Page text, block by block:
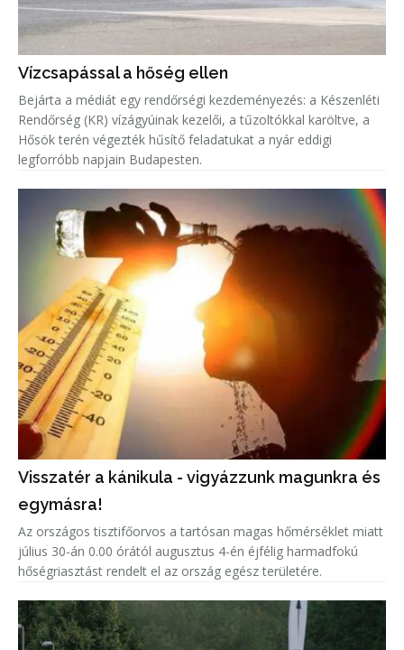
Vízcsapással a hőség ellen
Bejárta a médiát egy rendőrségi kezdeményezés: a Készenléti
Rendőrség (KR) vízágyúinak kezelői, a tűzoltókkal karöltve, a
Hősök terén végezték hűsítő feladatukat a nyár eddigi
legforróbb napjain Budapesten.
Visszatér a kánikula - vigyázzunk magunkra és
egymásra!
Az országos tisztifőorvos a tartósan magas hőmérséklet miatt
július 30-án 0.00 órától augusztus 4-én éjfélig harmadfokú
hőségriasztást rendelt el az ország egész területére.